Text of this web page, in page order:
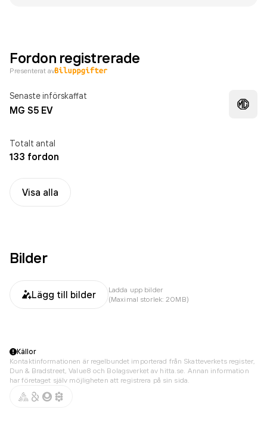
Fordon registrerade
Presenterat av
Senaste införskaffat
MG S5 EV
Totalt antal
133 fordon
Visa alla
Bilder
Lägg till bilder
Ladda upp bilder
(Maximal storlek: 20MB)
Källor
Kontaktinformationen är regelbundet importerad från Skatteverkets register,
Dun & Bradstreet, Value8 och Bolagsverket av hitta.se. Annan information
har företaget själv möjligheten att registrera på sin sida.